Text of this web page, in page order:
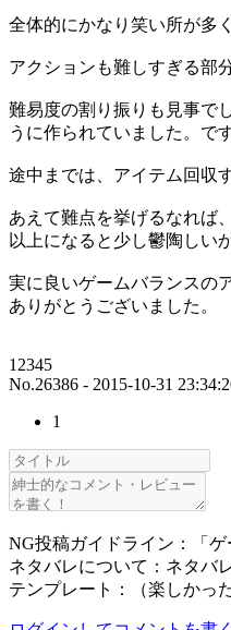
全体的にかなり笑い所が多
アクションも難しすぎる部
難易度の割り振りも見事で
うに作られていました。で
途中までは、アイテム回収
あえて難点を挙げるなれば
以上になると少し鬱陶しい
実に良いゲームバランスの
ありがとうございました。
12345
No.26386 - 2015-10-31
1
NG投稿ガイドライン：「
ネタバレについて：ネタバ
テンプレート：（楽しかっ